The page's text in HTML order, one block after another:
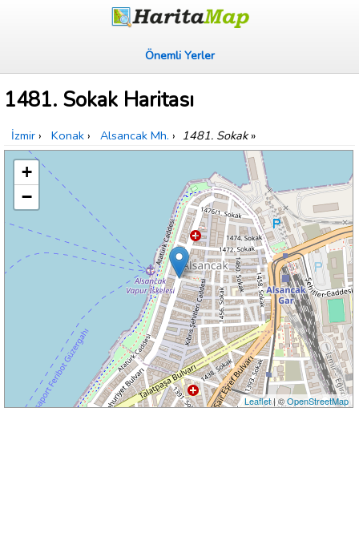
Önemli Yerler
1481. Sokak Haritası
İzmir › Konak › Alsancak Mh. › 1481. Sokak»
+
−
Leaflet| ©OpenStreetMap